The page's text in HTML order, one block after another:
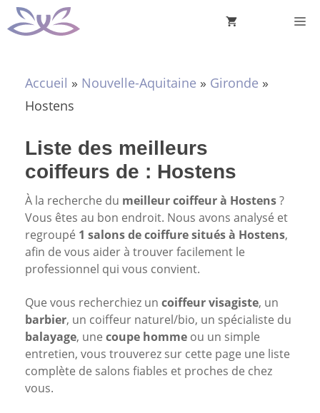
Aller
au
Accueil » Nouvelle-Aquitaine » Gironde »
Hostens
Liste des meilleurs
coiffeurs de : Hostens
À la recherche du meilleur coiffeur à Hostens?
Vous êtes au bon endroit. Nous avons analysé et
regroupé 1 salons de coiffure situés à Hostens,
afin de vous aider à trouver facilement le
professionnel qui vous convient.
Que vous recherchiez un coiffeur visagiste, un
barbier, un coiffeur naturel/bio, un spécialiste du
balayage, une coupe homme ou un simple
entretien, vous trouverez sur cette page une liste
complète de salons fiables et proches de chez
vous.